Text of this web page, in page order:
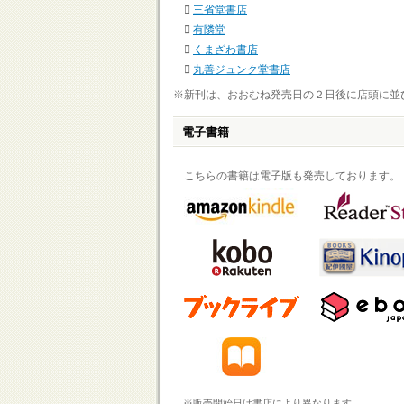
三省堂書店
有隣堂
くまざわ書店
丸善ジュンク堂書店
※新刊は、おおむね発売日の２日後に店頭に並
電子書籍
こちらの書籍は電子版も発売しております。